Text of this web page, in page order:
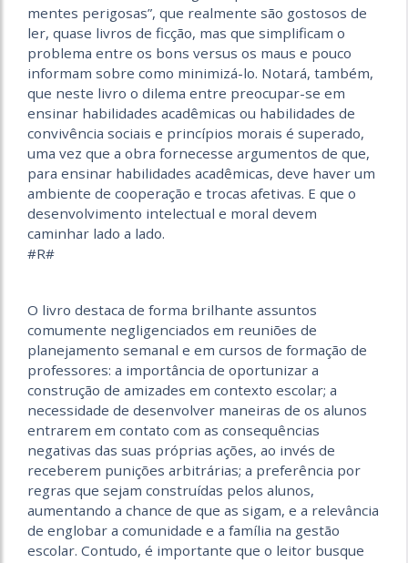
mentes perigosas”, que realmente são gostosos de
ler, quase livros de ficção, mas que simplificam o
problema entre os bons versus os maus e pouco
informam sobre como minimizá-lo. Notará, também,
que neste livro o dilema entre preocupar-se em
ensinar habilidades acadêmicas ou habilidades de
convivência sociais e princípios morais é superado,
uma vez que a obra fornecesse argumentos de que,
para ensinar habilidades acadêmicas, deve haver um
ambiente de cooperação e trocas afetivas. E que o
desenvolvimento intelectual e moral devem
caminhar lado a lado.
#R#
O livro destaca de forma brilhante assuntos
comumente negligenciados em reuniões de
planejamento semanal e em cursos de formação de
professores: a importância de oportunizar a
construção de amizades em contexto escolar; a
necessidade de desenvolver maneiras de os alunos
entrarem em contato com as consequências
negativas das suas próprias ações, ao invés de
receberem punições arbitrárias; a preferência por
regras que sejam construídas pelos alunos,
aumentando a chance de que as sigam, e a relevância
de englobar a comunidade e a família na gestão
escolar. Contudo, é importante que o leitor busque